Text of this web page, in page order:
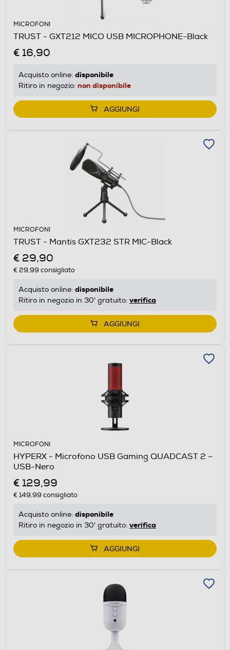
MICROFONI
TRUST - GXT212 MICO USB MICROPHONE-Black
€ 16,90
Acquisto online: disponibile
Ritiro in negozio: non disponibile
AGGIUNGI
MICROFONI
TRUST - Mantis GXT232 STR MIC-Black
€ 29,90
€ 29,99 consigliato
Acquisto online: disponibile
Ritiro in negozio in 30' gratuito: verifica
AGGIUNGI
MICROFONI
HYPERX - Microfono USB Gaming QUADCAST 2 –
USB-Nero
€ 129,99
€ 149,99 consigliato
Acquisto online: disponibile
Ritiro in negozio in 30' gratuito: verifica
AGGIUNGI